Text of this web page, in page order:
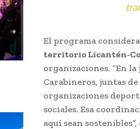
El programa
territorio Licantén-
organizaciones. “En
Carabineros, juntas
organizaciones
sociales. Esa
aquí sean